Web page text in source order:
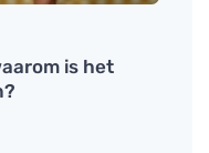
is het